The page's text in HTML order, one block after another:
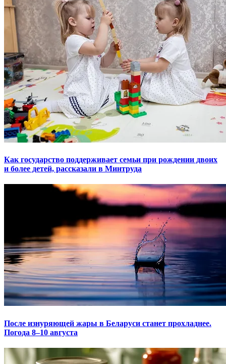
Как государство поддерживает семьи при рождении двоих
и более детей, рассказали в Минтруда
После изнуряющей жары в Беларуси станет прохладнее.
Погода 8–10 августа